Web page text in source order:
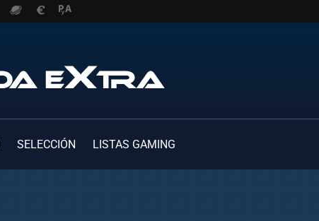
SELECCIÓN LISTAS GAMING